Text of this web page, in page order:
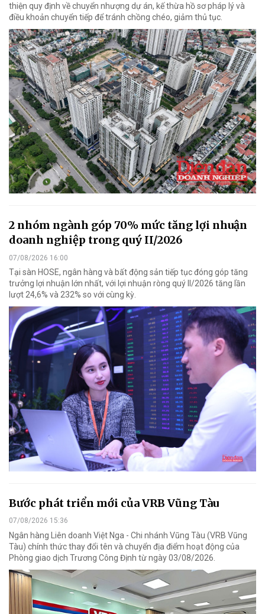
thiện quy định về chuyển nhượng dự án, kế thừa hồ sơ pháp lý và
điều khoản chuyển tiếp để tránh chồng chéo, giảm thủ tục.
2 nhóm ngành góp 70% mức tăng lợi nhuận
doanh nghiệp trong quý II/2026
07/08/2026 16:00
Tại sàn HOSE, ngân hàng và bất động sản tiếp tục đóng góp tăng
trưởng lợi nhuận lớn nhất, với lợi nhuận ròng quý II/2026 tăng lần
lượt 24,6% và 232% so với cùng kỳ.
Bước phát triển mới của VRB Vũng Tàu
07/08/2026 15:36
Ngân hàng Liên doanh Việt Nga - Chi nhánh Vũng Tàu (VRB Vũng
Tàu) chính thức thay đổi tên và chuyển địa điểm hoạt động của
Phòng giao dịch Trương Công Định từ ngày 03/08/2026.